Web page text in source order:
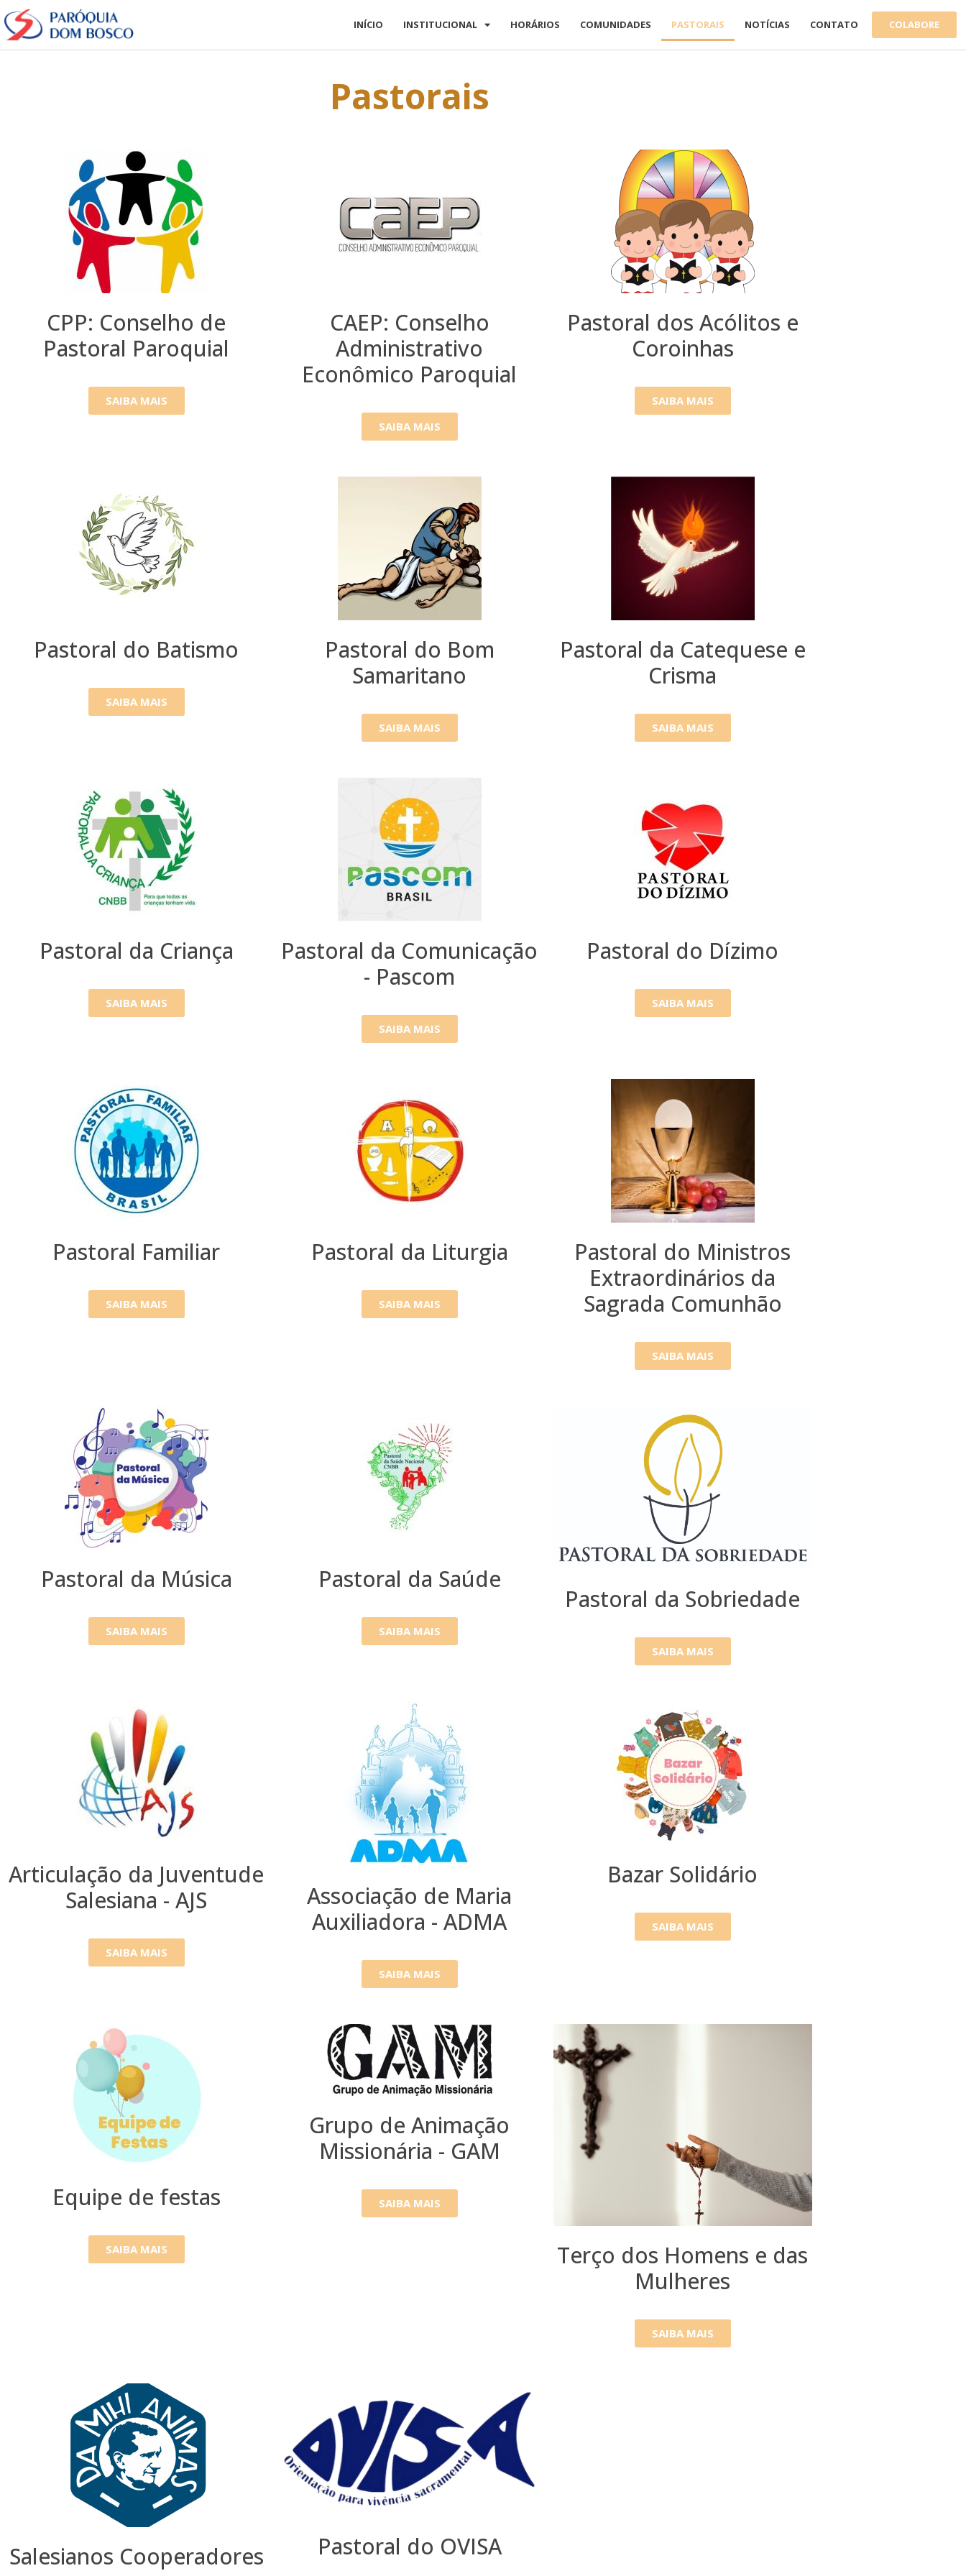
INÍCIO INSTITUCIONAL HORÁRIOS COMUNIDADES PASTORAIS NOTÍCIAS CONTATO COLABORE
Pastorais
CPP: Conselho de
Pastoral Paroquial
SAIBA MAIS
CAEP: Conselho
Administrativo
Econômico Paroquial
SAIBA MAIS
Pastoral dos Acólitos e
Coroinhas
SAIBA MAIS
Pastoral do Batismo
SAIBA MAIS
Pastoral do Bom
Samaritano
SAIBA MAIS
Pastoral da Catequese e
Crisma
SAIBA MAIS
Pastoral da Criança
SAIBA MAIS
Pastoral da Comunicação
- Pascom
SAIBA MAIS
Pastoral do Dízimo
SAIBA MAIS
Pastoral Familiar
SAIBA MAIS
Pastoral da Liturgia
SAIBA MAIS
Pastoral do Ministros
Extraordinários da
Sagrada Comunhão
SAIBA MAIS
Pastoral da Música
SAIBA MAIS
Pastoral da Saúde
SAIBA MAIS
Pastoral da Sobriedade
SAIBA MAIS
Articulação da Juventude
Salesiana - AJS
SAIBA MAIS
Associação de Maria
Auxiliadora - ADMA
SAIBA MAIS
Bazar Solidário
SAIBA MAIS
Equipe de festas
SAIBA MAIS
Grupo de Animação
Missionária - GAM
SAIBA MAIS
Terço dos Homens e das
Mulheres
SAIBA MAIS
Salesianos Cooperadores Pastoral do OVISA